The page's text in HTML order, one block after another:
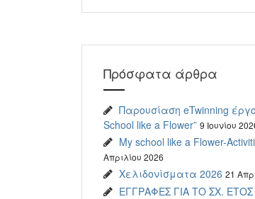
Πρόσφατα άρθρα
Παρουσίαση eTwinning
School like a Flower” 9 Ιουνίου
My school like a Flower-
Απριλίου 2026
Χελιδονίσματα 2026 21
ΕΓΓΡΑΦΕΣ ΓΙΑ ΤΟ ΣΧ. ΕΤΟΣ